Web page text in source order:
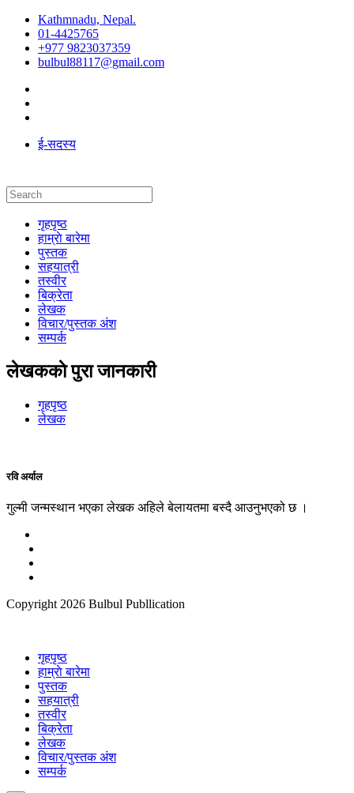
Kathmnadu, Nepal.
01-4425765
+977 9823037359
bulbul88117@gmail.com
ई-सदस्य
गृहपृष्ठ
हाम्राे बारेमा
पुस्तक
सहयात्री
तस्वीर
बिक्रेता
लेखक
विचार/पुस्तक अंश
सम्पर्क
लेखककाे पुरा जानकारी
गृहपृष्ठ
लेखक
रवि अर्याल
गुल्मी जन्मस्थान भएका लेखक अहिले बेलायतमा बस्दै आउनुभएको छ ।
Copyright 2026 Bulbul Publlication
गृहपृष्ठ
हाम्राे बारेमा
पुस्तक
सहयात्री
तस्वीर
बिक्रेता
लेखक
विचार/पुस्तक अंश
सम्पर्क